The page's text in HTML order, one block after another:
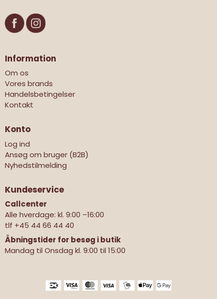
Information
Om os
Vores brands
Handelsbetingelser
Kontakt
Konto
Log ind
Ansøg om bruger (B2B)
Nyhedstilmelding
Kundeservice
Callcenter
Alle hverdage: kl. 9:00 –16:00
tlf +45 44 66 44 40
Åbningstider for besøg i butik
Mandag til Onsdag kl. 9:00 til 15:00